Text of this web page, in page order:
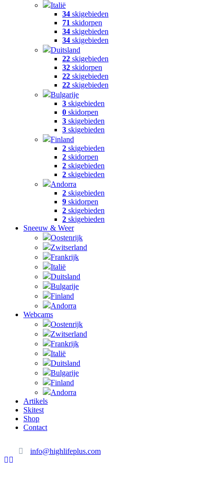
Italië
34 skigebieden
71 skidorpen
34 skigebieden
34 skigebieden
Duitsland
22 skigebieden
32 skidorpen
22 skigebieden
22 skigebieden
Bulgarije
3 skigebieden
0 skidorpen
3 skigebieden
3 skigebieden
Finland
2 skigebieden
2 skidorpen
2 skigebieden
2 skigebieden
Andorra
2 skigebieden
9 skidorpen
2 skigebieden
2 skigebieden
Sneeuw & Weer
Oostenrijk
Zwitserland
Frankrijk
Italië
Duitsland
Bulgarije
Finland
Andorra
Webcams
Oostenrijk
Zwitserland
Frankrijk
Italië
Duitsland
Bulgarije
Finland
Andorra
Artikels
Skitest
Shop
Contact
info@highlifeplus.com